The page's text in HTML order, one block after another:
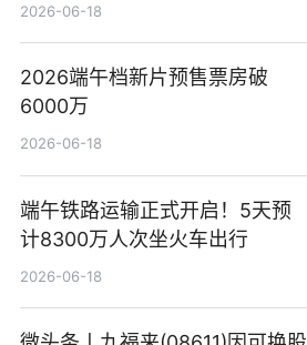
2026-06-18
2026端午档新片预售票房破
6000万
2026-06-18
端午铁路运输正式开启！5天预
计8300万人次坐火车出行
2026-06-18